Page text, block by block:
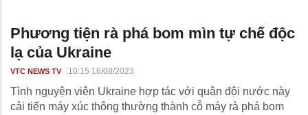
Phương tiện rà phá bom mìn tự chế độc
lạ của Ukraine
VTC NEWS TV 10:15 16/08/2023
Tình nguyện viên Ukraine hợp tác với quân đội nước này
cải tiến máy xúc thông thường thành cỗ máy rà phá bom